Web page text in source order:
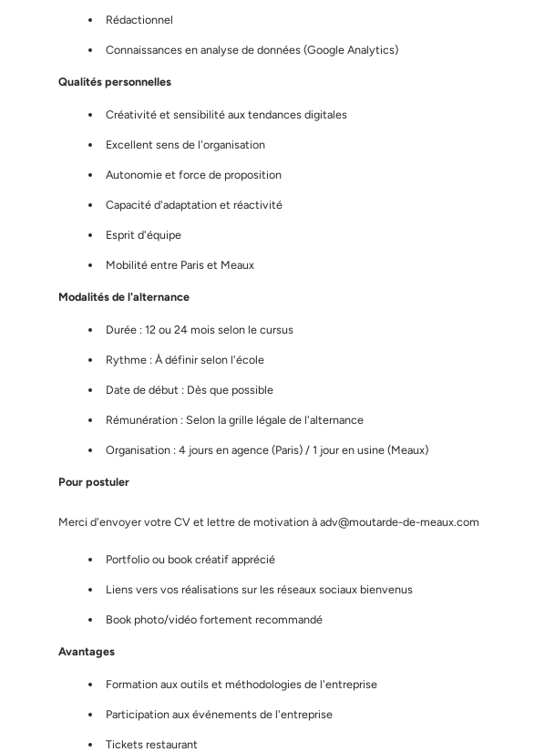
Rédactionnel
Connaissances en analyse de données (Google Analytics)
Qualités personnelles
Créativité et sensibilité aux tendances digitales
Excellent sens de l'organisation
Autonomie et force de proposition
Capacité d'adaptation et réactivité
Esprit d'équipe
Mobilité entre Paris et Meaux
Modalités de l'alternance
Durée : 12 ou 24 mois selon le cursus
Rythme : À définir selon l'école
Date de début : Dès que possible
Rémunération : Selon la grille légale de l'alternance
Organisation : 4 jours en agence (Paris) / 1 jour en usine (Meaux)
Pour postuler
Merci d'envoyer votre CV et lettre de motivation à adv@moutarde-de-meaux.com
Portfolio ou book créatif apprécié
Liens vers vos réalisations sur les réseaux sociaux bienvenus
Book photo/vidéo fortement recommandé
Avantages
Formation aux outils et méthodologies de l'entreprise
Participation aux événements de l'entreprise
Tickets restaurant